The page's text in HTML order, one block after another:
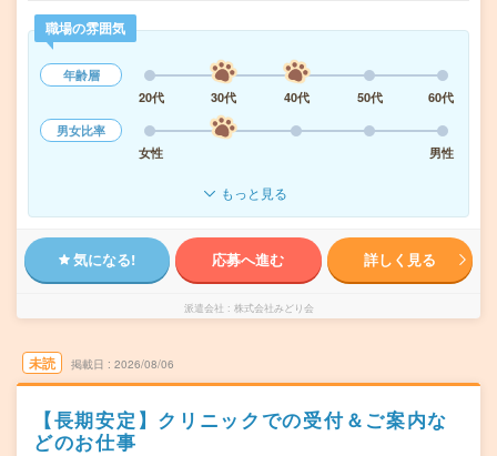
職場の雰囲気
年齢層
20代
30代 40代 50代
60代
男女比率
女性
男性
もっと見る
気になる! 応募へ進む 詳しく見る
派遣会社 株式会社みどり会
未読 掲載日 2026/08/06
【長期安定】クリニックでの受付＆ご案内な
どのお仕事